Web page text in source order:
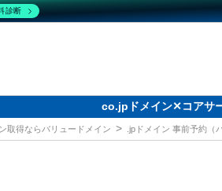
ドメイン検索
ー コアサーバー
Value Domain ネッ
お得意様割引
従来のバリュードメインをご
従来のバリュードメインをご
co.jpドメイン✕コアサ
取得ならバリュードメイン .jpドメイン 事前予約（
診断